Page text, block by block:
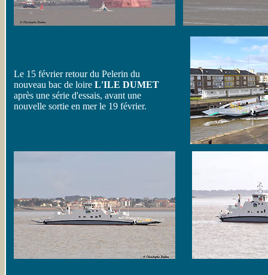
Le 15 février retour du Pelerin du
nouveau bac de loire L'ILE DUMET
après une série d'essais, avant une
nouvelle sortie en mer le 19 février.